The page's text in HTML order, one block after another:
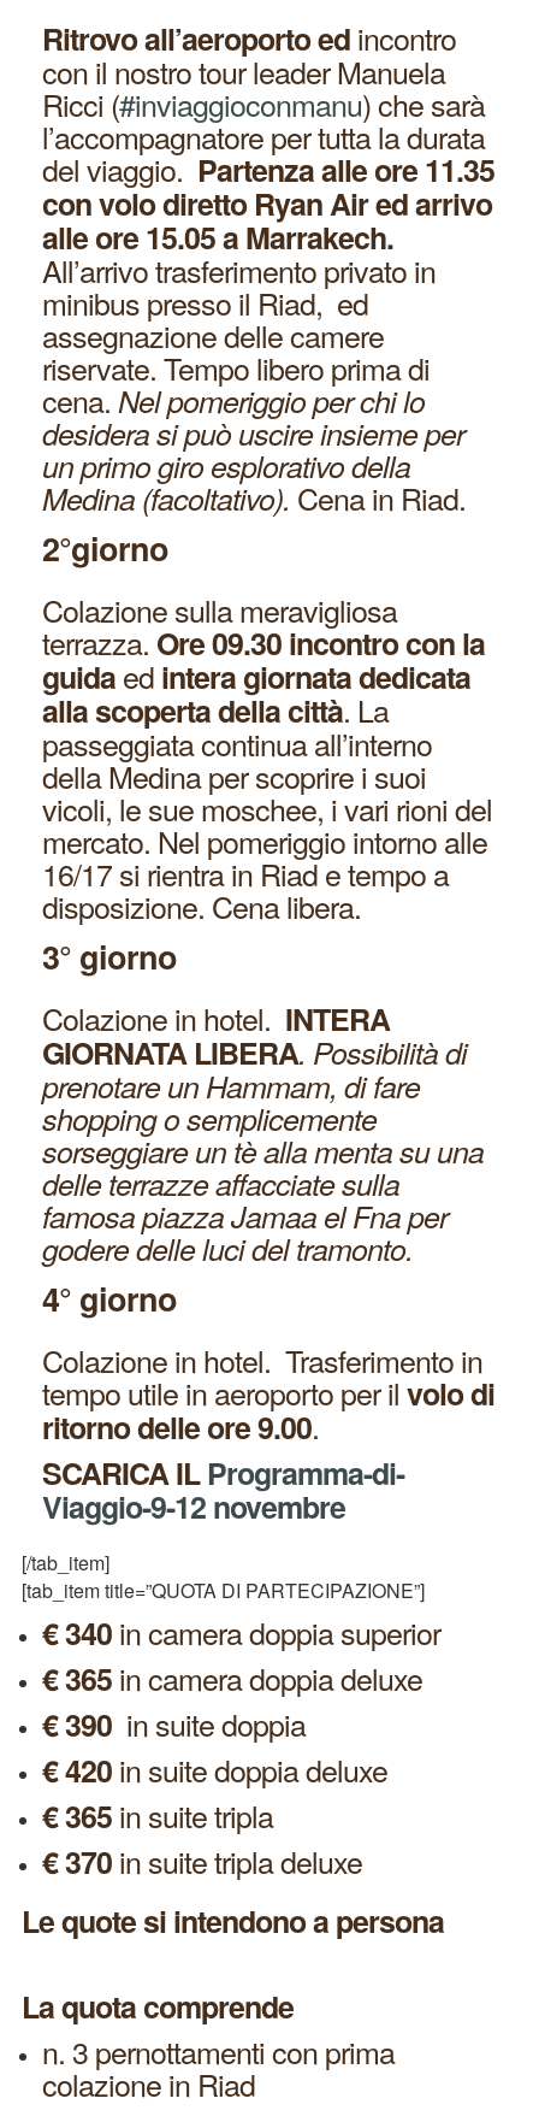
Ritrovo all’aeroporto edincontro
con il nostro tour leader Manuela
Ricci (#inviaggioconmanu) che sarà
l’accompagnatore per tutta la durata
del viaggio. Partenza alle ore 11.35
con volo diretto Ryan Air ed arrivo
alle ore 15.05 a Marrakech.
All’arrivo trasferimento privato in
minibus presso il Riad, ed
assegnazione delle camere
riservate. Tempo libero prima di
cena. Nel pomeriggio per chi lo
desidera si può uscire insieme per
un primo giro esplorativo della
Medina (facoltativo). Cena in Riad.
2°giorno
Colazione sulla meravigliosa
terrazza. Ore 09.30 incontro con la
guidaedintera giornata dedicata
alla scoperta della città. La
passeggiata continua all’interno
della Medina per scoprire i suoi
vicoli, le sue moschee, i vari rioni del
mercato. Nel pomeriggio intorno alle
16/17 si rientra in Riad e tempo a
disposizione. Cena libera.
3° giorno
Colazione in hotel. INTERA
GIORNATA LIBERA. Possibilità di
prenotare un Hammam, di fare
shopping o semplicemente
sorseggiare un tè alla menta su una
delle terrazze affacciate sulla
famosa piazza Jamaa el Fna per
godere delle luci del tramonto.
4° giorno
Colazione in hotel. Trasferimento in
tempo utile in aeroporto per ilvolo di
ritorno delle ore 9.00.
SCARICA ILProgramma-di-
Viaggio-9-12 novembre
[/tab_item]
[tab_item title=”QUOTA DI PARTECIPAZIONE”]
€ 340in camera doppia superior
€ 365in camera doppia deluxe
€ 390in suite doppia
€ 420in suite doppia deluxe
€ 365in suite tripla
€ 370in suite tripla deluxe
Le quote si intendono a persona
La quota comprende
n. 3 pernottamenti con prima
colazione in Riad